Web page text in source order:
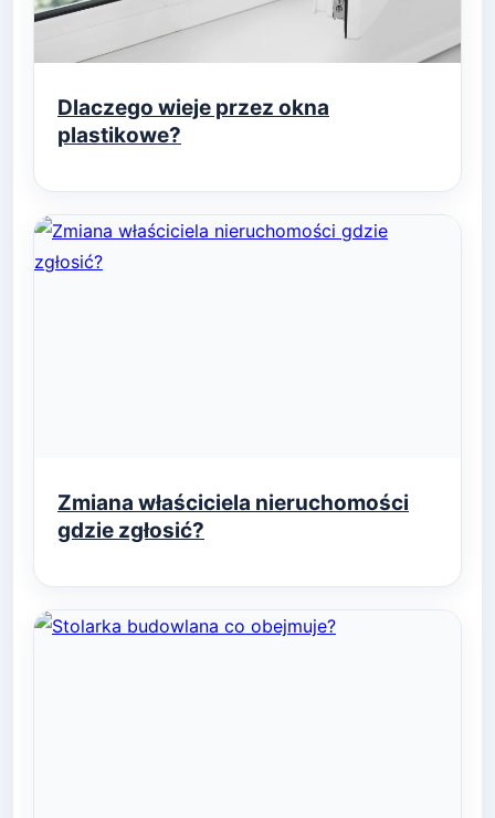
Dlaczego wieje przez okna
plastikowe?
Zmiana właściciela nieruchomości
gdzie zgłosić?